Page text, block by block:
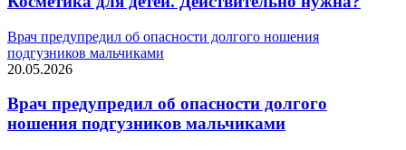
Врач предупредил об опасности долгого ношения
подгузников мальчиками
20.05.2026
Врач предупредил об опасности долгого
ношения подгузников мальчиками